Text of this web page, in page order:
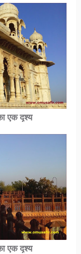
एक दृश्य
एक दृश्य